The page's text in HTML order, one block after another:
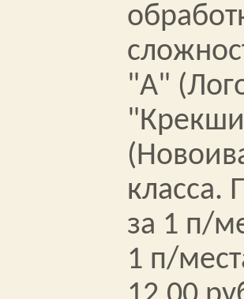
"А"
класса.
за 1 п/
1 п/